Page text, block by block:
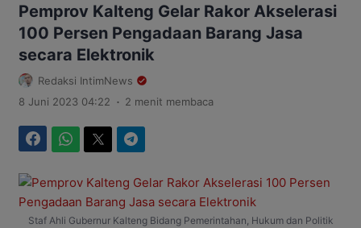
Pemprov Kalteng Gelar Rakor Akselerasi
100 Persen Pengadaan Barang Jasa
secara Elektronik
Redaksi IntimNews
8 Juni 2023 04:22 . 2 menit membaca
Staf Ahli Gubernur Kalteng Bidang Pemerintahan, Hukum dan Politik